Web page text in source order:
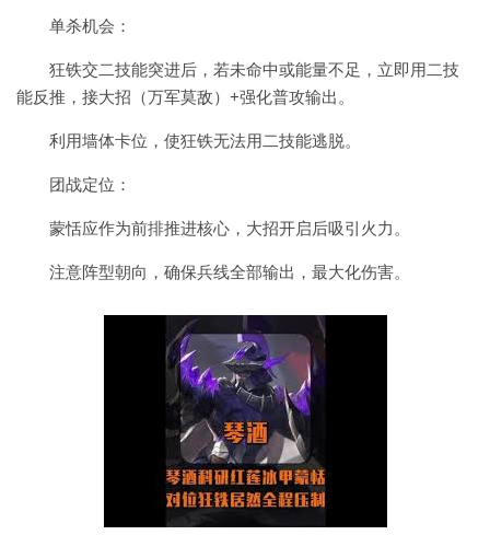
单杀机会：
狂铁交二技能突进后，若未命中或能量不足，立即用二技
能反推，接大招（万军莫敌）+强化普攻输出。
利用墙体卡位，使狂铁无法用二技能逃脱。
团战定位：
蒙恬应作为前排推进核心，大招开启后吸引火力。
注意阵型朝向，确保兵线全部输出，最大化伤害。